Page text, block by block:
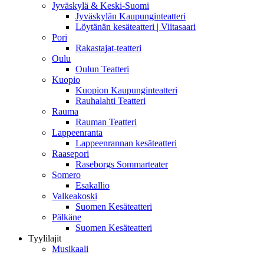
Jyväskylä & Keski-Suomi
Jyväskylän Kaupunginteatteri
Löytänän kesäteatteri | Viitasaari
Pori
Rakastajat-teatteri
Oulu
Oulun Teatteri
Kuopio
Kuopion Kaupunginteatteri
Rauhalahti Teatteri
Rauma
Rauman Teatteri
Lappeenranta
Lappeenrannan kesäteatteri
Raasepori
Raseborgs Sommarteater
Somero
Esakallio
Valkeakoski
Suomen Kesäteatteri
Pälkäne
Suomen Kesäteatteri
Tyylilajit
Musikaali